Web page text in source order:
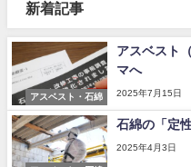
新着記事
アスベスト・石綿
アスベスト
マへ
2025年7月15日
石綿の「定
2025年4月3日